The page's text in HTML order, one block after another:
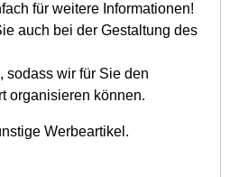
für weitere Informationen!
auch bei der Gestaltung des
sodass wir für Sie den
organisieren können.
Werbeartikel.